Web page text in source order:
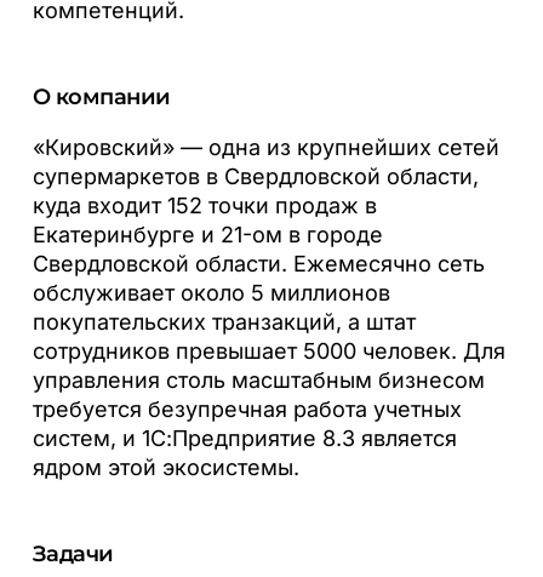
компетенций.
О компании
«Кировский» — одна из крупнейших сетей
супермаркетов в Свердловской области,
куда входит 152 точки продаж в
Екатеринбурге и 21-ом в городе
Свердловской области. Ежемесячно сеть
обслуживает около 5 миллионов
покупательских транзакций, а штат
сотрудников превышает 5000 человек. Для
управления столь масштабным бизнесом
требуется безупречная работа учетных
систем, и 1С:Предприятие 8.3 является
ядром этой экосистемы.
Задачи